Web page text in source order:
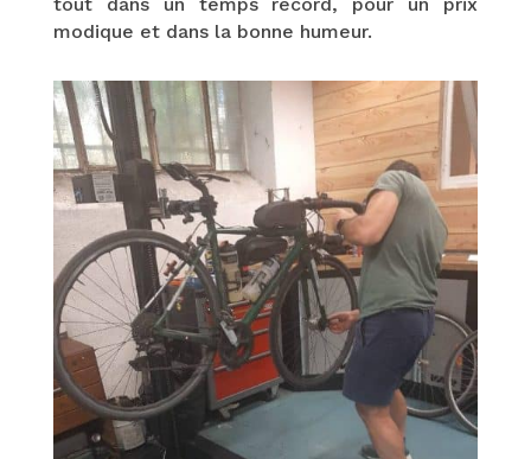
modique et dans la bonne humeur.